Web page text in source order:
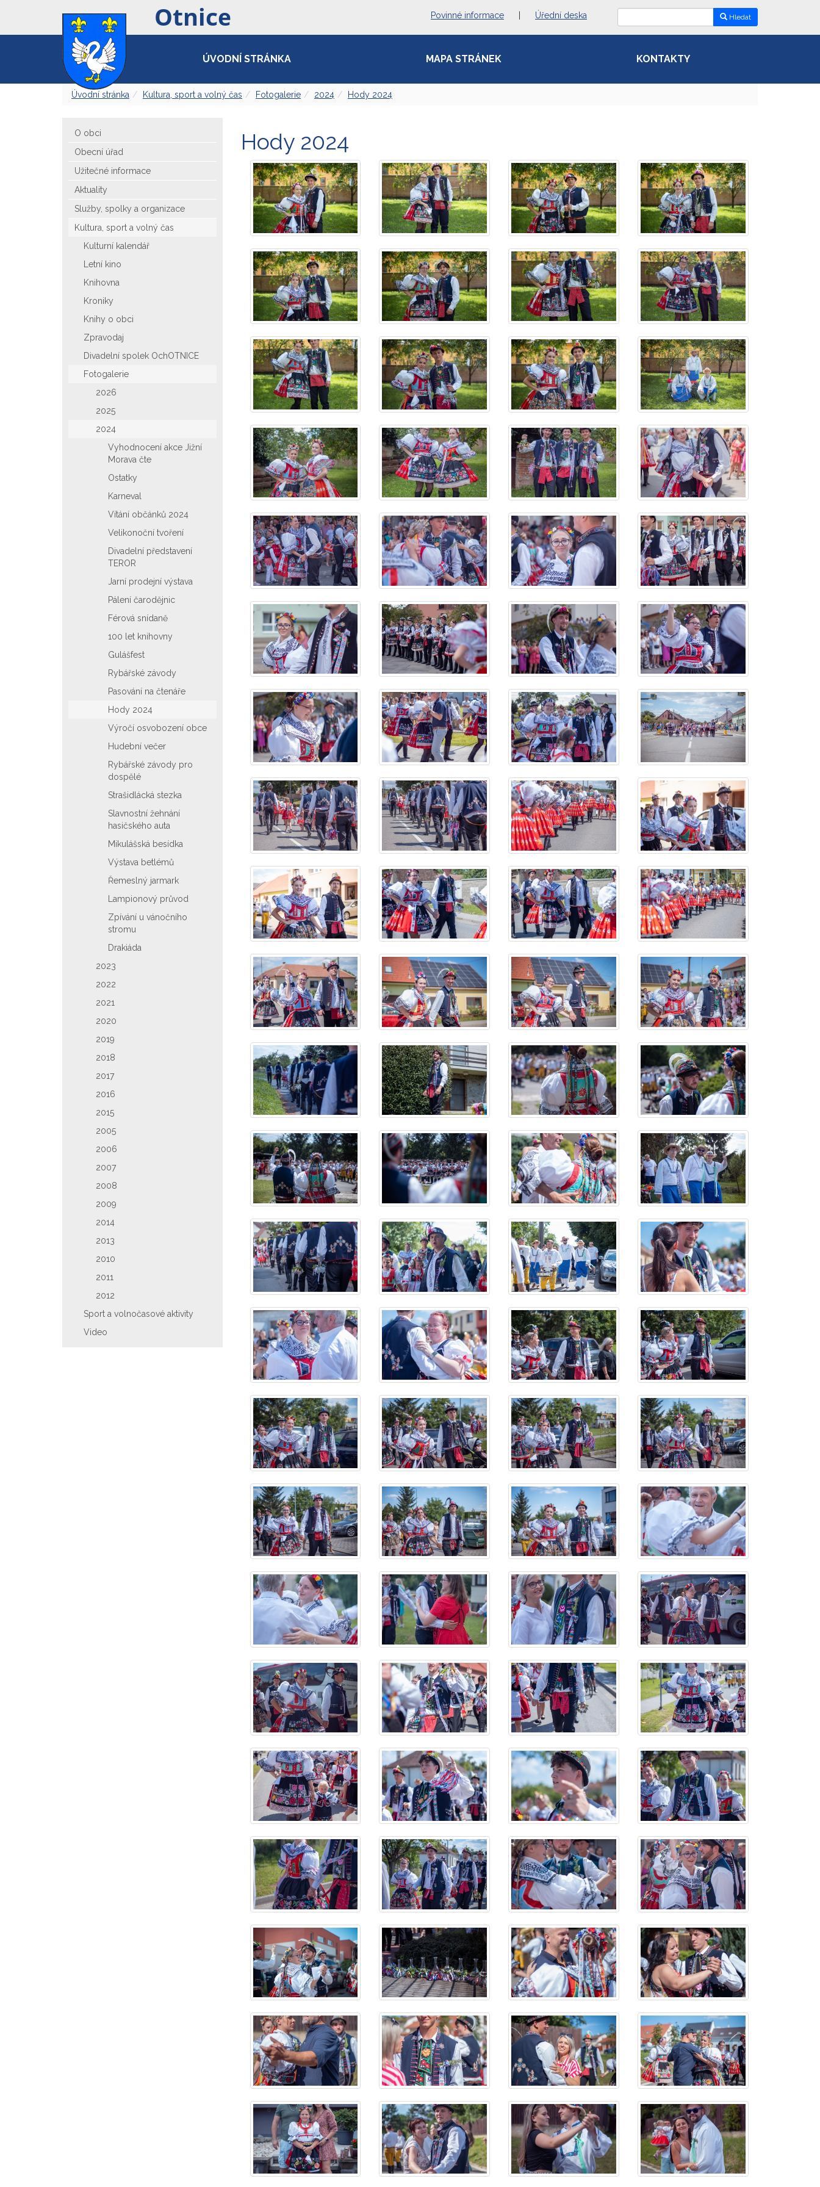
Povinné informace Úřední deska Hledat
ÚVODNÍ STRÁNKA MAPA STRÁNEK KONTAKTY
Úvodní stránka Kultura, sport a volný čas Fotogalerie 2024 Hody 2024
O obci
Obecní úřad
Užitečné informace
Aktuality
Služby, spolky a organizace
Kultura, sport a volný čas
Kulturní kalendář
Letní kino
Knihovna
Kroniky
Knihy o obci
Zpravodaj
Divadelní spolek OchOTNICE
Fotogalerie
2026
2025
2024
Vyhodnocení akce Jižní
Morava čte
Ostatky
Karneval
Vítání občánků 2024
Velikonoční tvoření
Divadelní představení
TEROR
Jarní prodejní výstava
Pálení čarodějnic
Férová snídaně
100 let knihovny
Gulášfest
Rybářské závody
Pasování na čtenáře
Hody 2024
Výročí osvobození obce
Hudební večer
Rybářské závody pro
dospělé
Strašidlácká stezka
Slavnostní žehnání
hasičského auta
Mikulášská besídka
Výstava betlémů
Řemeslný jarmark
Lampionový průvod
Zpívání u vánočního
stromu
Drakiáda
2023
2022
2021
2020
2019
2018
2017
2016
2015
2005
2006
2007
2008
2009
2014
2013
2010
2011
2012
Sport a volnočasové aktivity
Video
Hody 2024